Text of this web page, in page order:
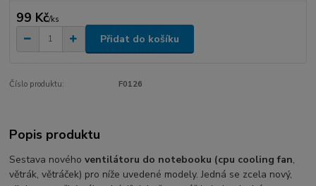
99 Kč/ks
Přidat do košíku
Číslo produktu: F0126
Popis produktu
Sestava novéhoventilátoru do notebooku (cpu cooling fan,
větrák, větráček) pro níže uvedené modely. Jedná se zcela nový,